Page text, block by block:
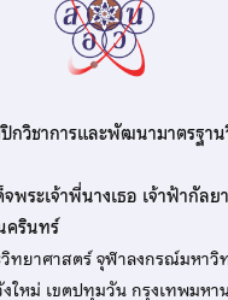
กวิชาการและพัฒนามาตรฐา
พระเจ้าพี่นางเธอ เจ้าฟ้ากัล
ครินทร์
ทยาศาสตร์ จุฬาลงกรณ์มหาวิ
ใหม่ เขตปทุมวัน กรุงเทพมหา